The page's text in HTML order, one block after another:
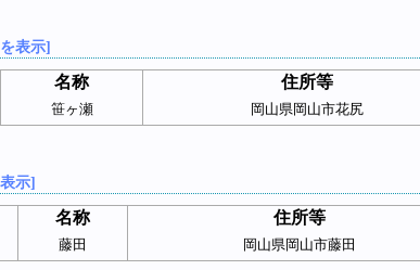
表示]
名称 住所等
笹ヶ瀬 岡山県岡山市花尻
示]
名称 住所等
藤田 岡山県岡山市藤田